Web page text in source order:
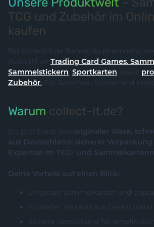
TCG und Zubehör im
kaufen
Bei collect-it.de findest du eine breite,
Auswahl an
Trading Card Games,
Sammelstickern, Sportkarten sowie
Zubehör. Für Sammler, Spieler und
Warum collect-it.de?
Du profitierst von originaler Ware,
aus Deutschland, sicherer Verpackung
Expertise im TCG- und
Deine Vorteile auf einen Blick:
Originale Sammelkarten und
Schneller Versand aus Deutschland
Sichere Verpackung für